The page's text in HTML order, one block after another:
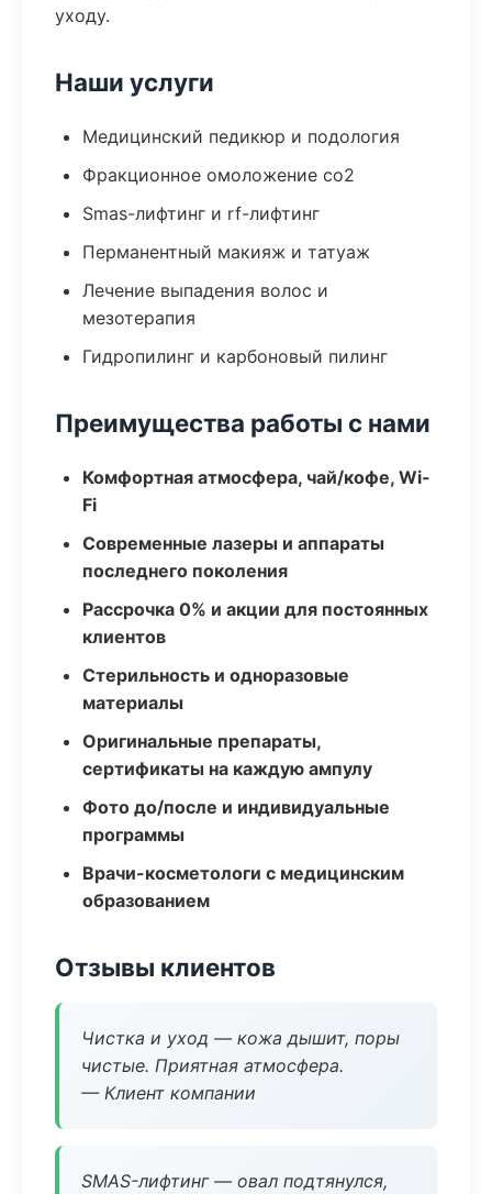
уходу.
Наши услуги
Медицинский педикюр и подология
Фракционное омоложение co2
Smas-лифтинг и rf-лифтинг
Перманентный макияж и татуаж
Лечение выпадения волос и
мезотерапия
Гидропилинг и карбоновый пилинг
Преимущества работы с нами
Комфортная атмосфера, чай/кофе, Wi-
Fi
Современные лазеры и аппараты
последнего поколения
Рассрочка 0% и акции для постоянных
клиентов
Стерильность и одноразовые
материалы
Оригинальные препараты,
сертификаты на каждую ампулу
Фото до/после и индивидуальные
программы
Врачи-косметологи с медицинским
образованием
Отзывы клиентов
Чистка и уход — кожа дышит, поры
чистые. Приятная атмосфера.
— Клиент компании
SMAS-лифтинг — овал подтянулся,